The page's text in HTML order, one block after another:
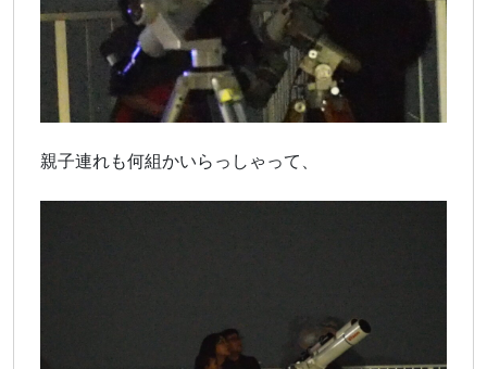
親子連れも何組かいらっしゃって、